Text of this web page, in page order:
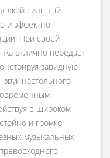
сильный
и эффектно
При своей
отлично передает
завидную
настольного
в широком
и громко
музыкальных